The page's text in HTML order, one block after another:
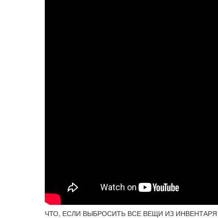
ЧТО, ЕСЛИ ВЫБРОСИТЬ ВСЕ ВЕЩИ ИЗ